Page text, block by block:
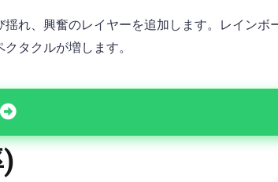
れ、興奮のレイヤーを追加します。レインボ
タクルが増します。